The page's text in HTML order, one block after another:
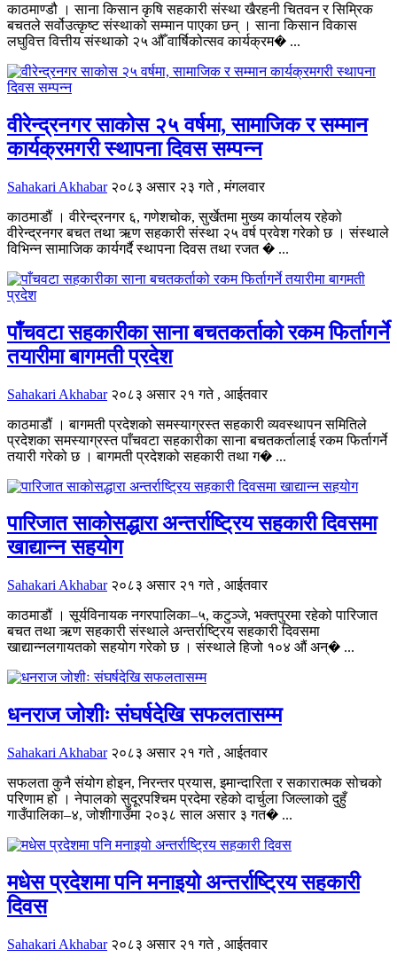
काठमाण्डौ । साना किसान कृषि सहकारी संस्था खैरहनी चितवन र सिम्रिक
बचतले सर्वोउत्कृष्ट संस्थाको सम्मान पाएका छन् । साना किसान विकास
लघुवित्त वित्तीय संस्थाको २५ औँ वार्षिकोत्सव कार्यक्रम� ...
वीरेन्द्रनगर साकोस २५ वर्षमा, सामाजिक र सम्मान
कार्यक्रमगरी स्थापना दिवस सम्पन्न
Sahakari Akhabar २०८३ असार २३ गते , मंगलवार
काठमाडौं । वीरेन्द्रनगर ६, गणेशचोक, सुर्खेतमा मुख्य कार्यालय रहेको
वीरेन्द्रनगर बचत तथा ऋण सहकारी संस्था २५ वर्ष प्रवेश गरेको छ । संस्थाले
विभिन्न सामाजिक कार्यगर्दै स्थापना दिवस तथा रजत � ...
पाँचवटा सहकारीका साना बचतकर्ताको रकम फिर्तागर्ने
तयारीमा बागमती प्रदेश
Sahakari Akhabar २०८३ असार २१ गते , आईतवार
काठमाडौं । बागमती प्रदेशको समस्याग्रस्त सहकारी व्यवस्थापन समितिले
प्रदेशका समस्याग्रस्त पाँचवटा सहकारीका साना बचतकर्तालाई रकम फिर्तागर्ने
तयारी गरेको छ । बागमती प्रदेशको सहकारी तथा ग� ...
पारिजात साकोसद्धारा अन्तर्राष्ट्रिय सहकारी दिवसमा
खाद्यान्न सहयोग
Sahakari Akhabar २०८३ असार २१ गते , आईतवार
काठमाडौं । सूर्यविनायक नगरपालिका–५, कटुञ्जे, भक्तपुरमा रहेको पारिजात
बचत तथा ऋण सहकारी संस्थाले अन्तर्राष्ट्रिय सहकारी दिवसमा
खाद्यान्नलगायतको सहयोग गरेको छ । संस्थाले हिजो १०४ औं अन्� ...
धनराज जोशीः संघर्षदेखि सफलतासम्म
Sahakari Akhabar २०८३ असार २१ गते , आईतवार
सफलता कुनै संयोग होइन, निरन्तर प्रयास, इमान्दारिता र सकारात्मक सोचको
परिणाम हो । नेपालको सुदूरपश्चिम प्रदेमा रहेको दार्चुला जिल्लाको दुहुँ
गाउँपालिका–४, जोशीगाउँमा २०३८ साल असार ३ गत� ...
मधेस प्रदेशमा पनि मनाइयो अन्तर्राष्ट्रिय सहकारी
दिवस
Sahakari Akhabar २०८३ असार २१ गते , आईतवार